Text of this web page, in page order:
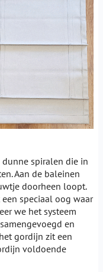
spiralen die in
Aan de baleinen
doorheen loopt.
speciaal oog waar
we het systeem
en
gordijn zit een
voldoende